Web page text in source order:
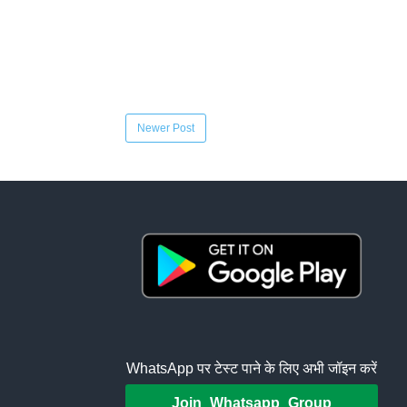
Newer Post
WhatsApp पर टेस्ट पाने के लिए अभी जॉइन करें
Join Whatsapp Group